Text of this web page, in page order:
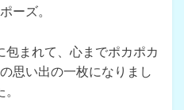
ーズ。
包まれて、心までポカポカ
思い出の一枚になりまし
。